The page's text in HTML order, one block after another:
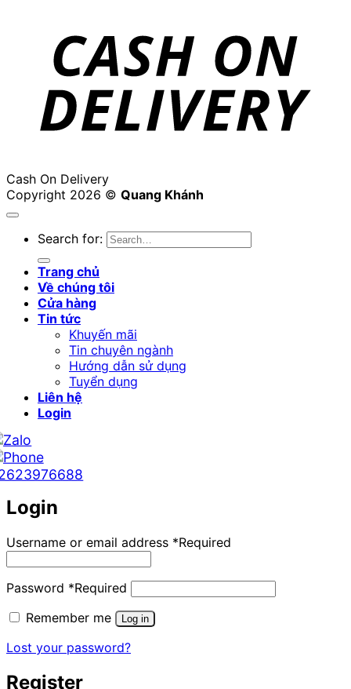
Cash On Delivery
Copyright 2026 © Quang Khánh
Search for:
Trang chủ
Về chúng tôi
Cửa hàng
Tin tức
Khuyến mãi
Tin chuyên ngành
Hướng dẫn sử dụng
Tuyển dụng
Liên hệ
Login
Login
Username or email address *Required
Password *Required
Remember me
Log in
Lost your password?
Register